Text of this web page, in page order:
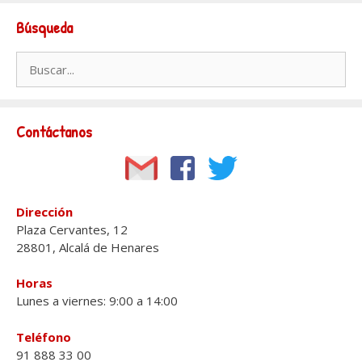
Búsqueda
Contáctanos
Dirección
Plaza Cervantes, 12
28801, Alcalá de Henares
Horas
Lunes a viernes: 9:00 a 14:00
Teléfono
91 888 33 00